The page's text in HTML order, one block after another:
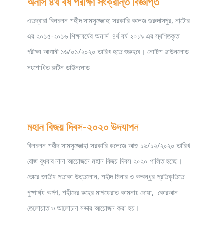
এতদ্বারা বিলচলন শহীদ সামসুজ্জোহা সরকারি কলেজ গুরুদাসপুর, না্টোর
এর ২০১৫-২০১৬ শিক্ষাবর্ষের অনার্স ৪র্থ বর্ষ ২০১৯ এর স্থগিতকৃত
পরীক্ষা আগামী ১৬/০১/২০২০ তারিখ হতে শুরুহবে। নোটিশ ডাউনলোড
সংশোধিত রুটিন ডাউনলোড
মহান বিজয় দিবস-২০২০ উদযাপন
বিলচলন শহীদ সামসুজ্জোহা সরকারি কলেজে আজ ১৬/১২/২০২০ তারিখ
রোজ বুধবার নানা আয়োজনে মহান বিজয় দিবস ২০২০ পালিত হচ্ছে।
ভোরে জাতীয় পতাকা উত্তলোন, শহীদ মিনার ও বঙ্গবন্ধুর প্রতিকৃতিতে
পুষ্পার্ঘ্য অর্পণ, শহীদের রুহের মাগফেরাত কামনায় দোয়া, কোরআন
তেলোয়াত ও আলোচনা সভার আয়োজন করা হয়।